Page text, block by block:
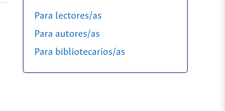
Para lectores/as
Para autores/as
Para bibliotecarios/as